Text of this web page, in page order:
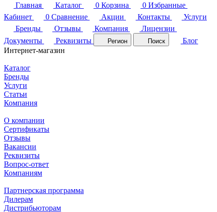
Главная Каталог 0 Корзина 0 Избранные
Кабинет
0 Сравнение Акции Контакты
Услуги
Бренды
Отзывы Компания
Лицензии
Документы
Реквизиты Регион Поиск
Блог
Интернет-магазин
Каталог
Бренды
Услуги
Статьи
Компания
О компании
Сертификаты
Отзывы
Вакансии
Реквизиты
Вопрос-ответ
Компаниям
Партнерская программа
Дилерам
Дистрибьюторам